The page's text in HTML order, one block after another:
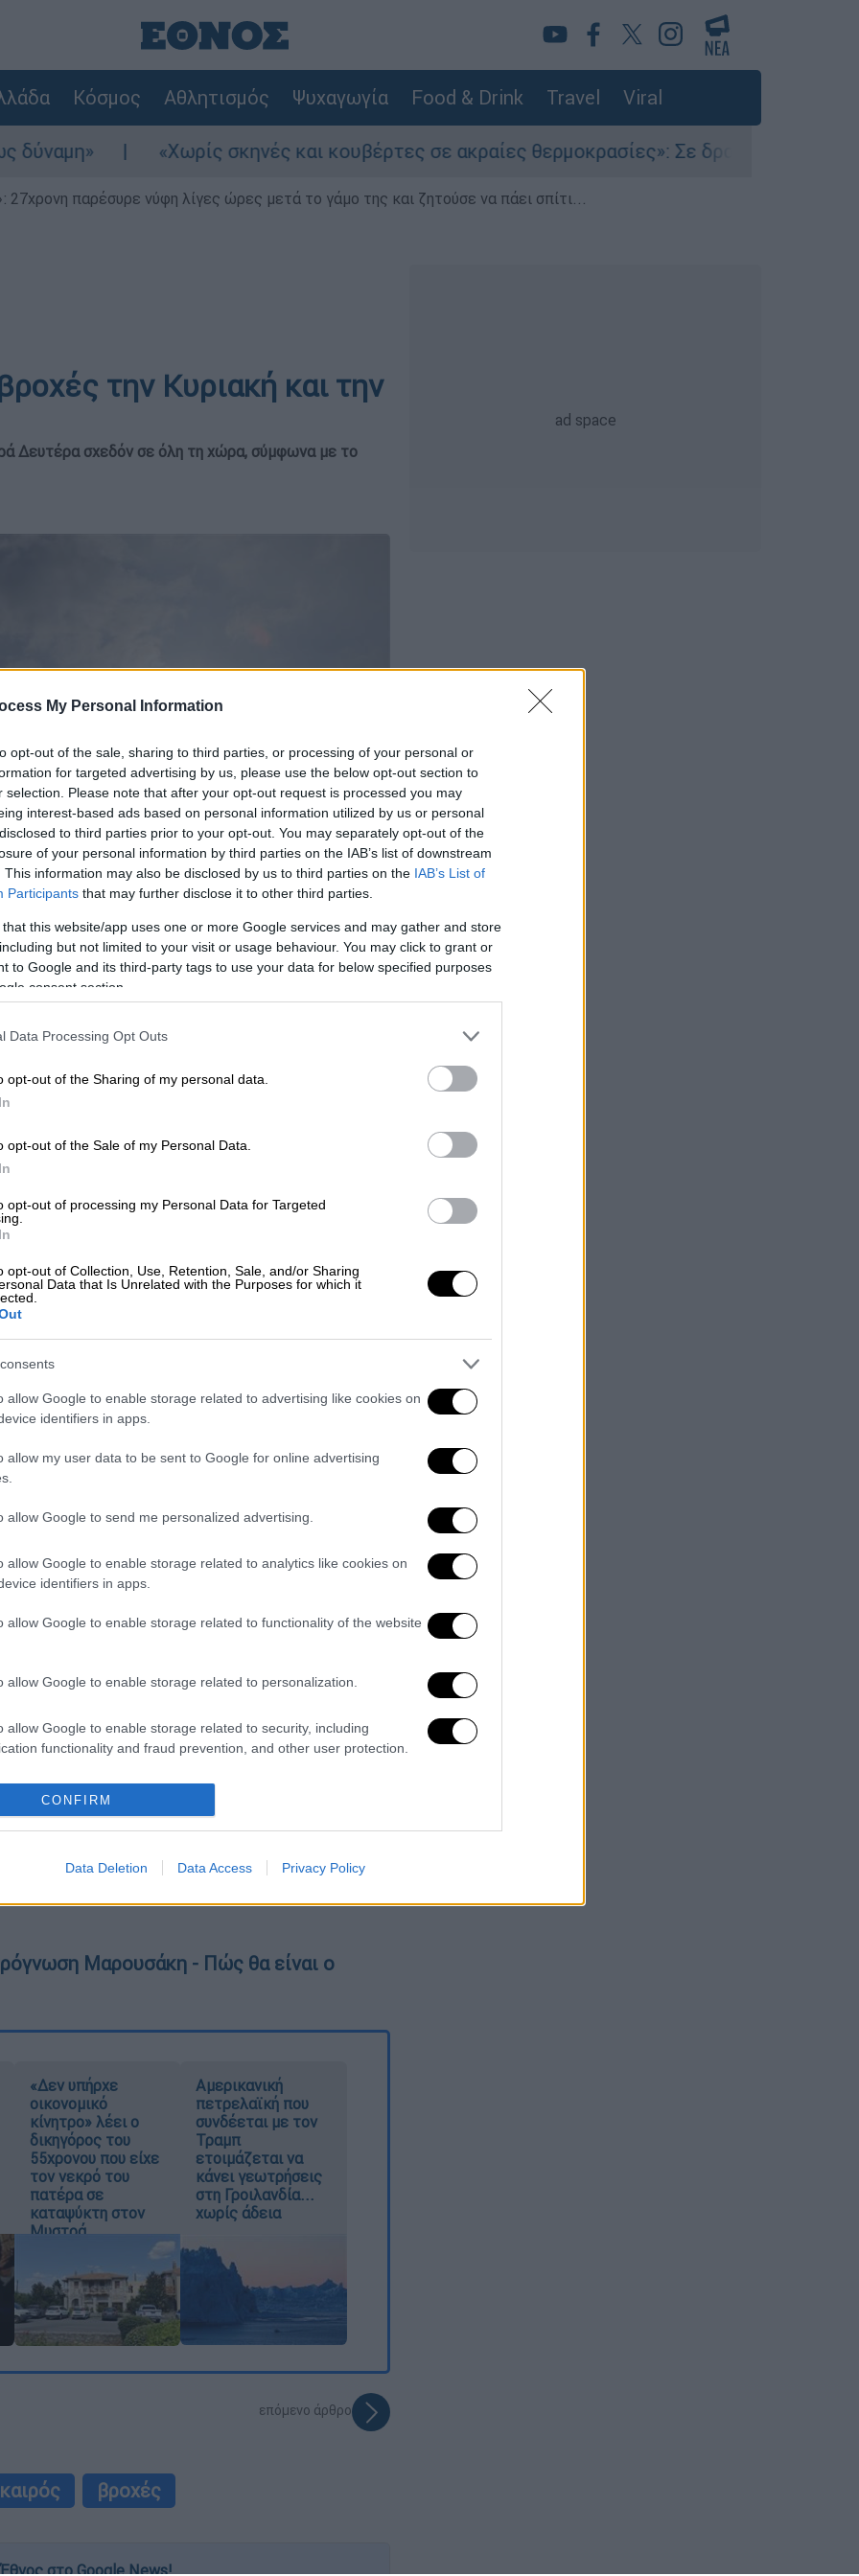
My Personal Information
opt-out of the sale, sharing to third parties, or processing of your personal or
for targeted advertising by us, please use the below opt-out section to
selection. Please note that after your opt-out request is processed you may
interest-based ads based on personal information utilized by us or personal
to third parties prior to your opt-out. You may separately opt-out of the
of your personal information by third parties on the IAB’s list of downstream
This information may also be disclosed by us to third parties on the IAB’s List of
Participants that may further disclose it to other third parties.
that this website/app uses one or more Google services and may gather and store
but not limited to your visit or usage behaviour. You may click to grant or
to Google and its third-party tags to use your data for below specified purposes
consent section.
Data Processing Opt Outs
opt-out of the Sharing of my personal data.
opt-out of the Sale of my Personal Data.
opt-out of processing my Personal Data for Targeted
opt-out of Collection, Use, Retention, Sale, and/or Sharing
Data that Is Unrelated with the Purposes for which it
allow Google to enable storage related to advertising like cookies on
identifiers in apps.
allow my user data to be sent to Google for online advertising
allow Google to send me personalized advertising.
allow Google to enable storage related to analytics like cookies on
identifiers in apps.
allow Google to enable storage related to functionality of the website
allow Google to enable storage related to personalization.
allow Google to enable storage related to security, including
functionality and fraud prevention, and other user protection.
CONFIRM
Data Deletion Data Access Privacy Policy
Κόσμος Αθλητισμός Ψυχαγωγία Food & Drink Travel Viral
«Χωρίς σκηνές και κουβέρτες σε ακραίες θερμοκρασίες»: Σε δραματικές συνθήκες
παρέσυρε νύφη λίγες ώρες μετά το γάμο της και ζητούσε να πάει σπίτι...
την Κυριακή και την
Δευτέρα σχεδόν σε όλη τη χώρα, σύμφωνα με το
το ΕΘΝΟΣ στη Google
ο από την Κυριακή με
στοιχεία του
Καθαρά Δευτέρα,πέραν του άστατου
δυτικών διευθύνσεων,
θάλασσα.
καταστεί άστατος με βροχές και
Δυτικής και Βόρειας Ελλάδας. Οι
με εντάσεις που στο Νότιο
θα εκδηλωθούν σχεδόν στο σύνολο
να είναι έντονα. Χιόνια θα πέσουν στα
της Ηπείρου και της Δυτικής
θα επικρατήσουν πολύ
με εντάσεις που από τις μεσημεριανές
Μαρουσάκη - Πώς θα είναι ο
«Δεν υπήρχε
οικονομικό
κίνητρο» λέει ο
δικηγόρος του
55χρονου που είχε
τον νεκρό του
πατέρα σε
καταψύκτη στον
Μυστρά
Αμερικανική
πετρελαϊκή που
συνδέεται με τον
Τραμπ
ετοιμάζεται να
κάνει γεωτρήσεις
στη Γροιλανδία...
χωρίς άδεια
επόμενο άρθρο
καιρός βροχές
στο Google News!